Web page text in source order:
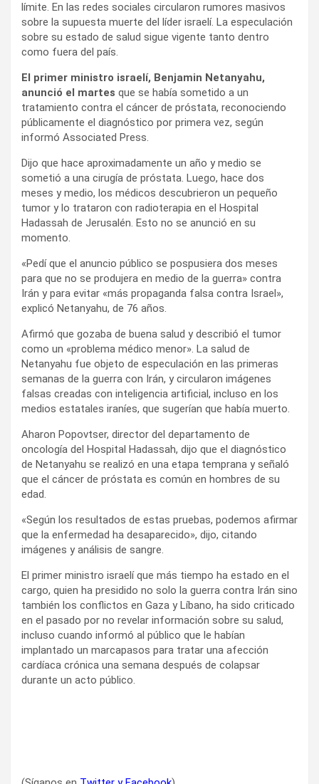
límite. En las redes sociales circularon rumores masivos
sobre la supuesta muerte del líder israelí. La especulación
sobre su estado de salud sigue vigente tanto dentro
como fuera del país.
El primer ministro israelí, Benjamin Netanyahu,
anunció el martes que se había sometido a un
tratamiento contra el cáncer de próstata, reconociendo
públicamente el diagnóstico por primera vez, según
informó Associated Press.
Dijo que hace aproximadamente un año y medio se
sometió a una cirugía de próstata. Luego, hace dos
meses y medio, los médicos descubrieron un pequeño
tumor y lo trataron con radioterapia en el Hospital
Hadassah de Jerusalén. Esto no se anunció en su
momento.
«Pedí que el anuncio público se pospusiera dos meses
para que no se produjera en medio de la guerra» contra
Irán y para evitar «más propaganda falsa contra Israel»,
explicó Netanyahu, de 76 años.
Afirmó que gozaba de buena salud y describió el tumor
como un «problema médico menor». La salud de
Netanyahu fue objeto de especulación en las primeras
semanas de la guerra con Irán, y circularon imágenes
falsas creadas con inteligencia artificial, incluso en los
medios estatales iraníes, que sugerían que había muerto.
Aharon Popovtser, director del departamento de
oncología del Hospital Hadassah, dijo que el diagnóstico
de Netanyahu se realizó en una etapa temprana y señaló
que el cáncer de próstata es común en hombres de su
edad.
«Según los resultados de estas pruebas, podemos afirmar
que la enfermedad ha desaparecido», dijo, citando
imágenes y análisis de sangre.
El primer ministro israelí que más tiempo ha estado en el
cargo, quien ha presidido no solo la guerra contra Irán sino
también los conflictos en Gaza y Líbano, ha sido criticado
en el pasado por no revelar información sobre su salud,
incluso cuando informó al público que le habían
implantado un marcapasos para tratar una afección
cardíaca crónica una semana después de colapsar
durante un acto público.